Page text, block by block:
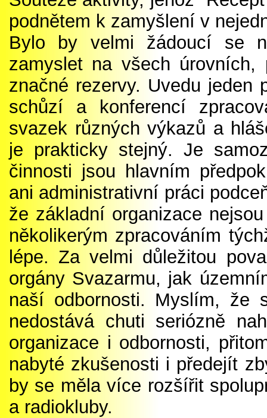
podnětem k zamyšlení v
Bylo by velmi žádoucí se
zamyslet na všech
značné rezervy. Uvedu jeden
schůzí a konferencí
svazek různých výkazů a
je prakticky stejný. Je
činnosti jsou hlavním
ani administrativní práci
že základní organizace
několikerým zpracováním
lépe. Za velmi důležitou
orgány Svazarmu, jak
naší odbornosti. Myslím, že
nedostává chuti seriózně
organizace i odbornosti,
nabyté zkušenosti i předejít
by se měla více rozšířit
a radiokluby.